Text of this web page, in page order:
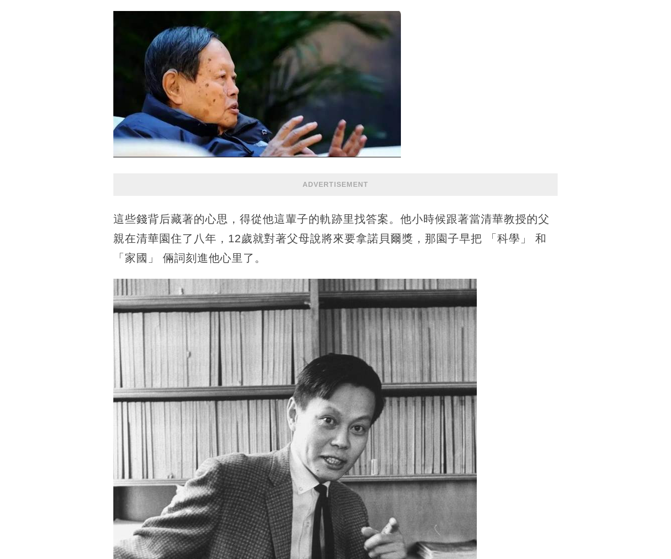
ADVERTISEMENT
這些錢背后藏著的心思，得從他這輩子的軌跡里找答案。他小時候跟著當清華教授的父
親在清華園住了八年，12歲就對著父母說將來要拿諾貝爾獎，那園子早把 「科學」 和
「家國」 倆詞刻進他心里了。